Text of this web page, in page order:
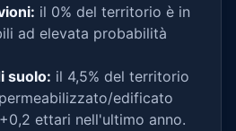
il 0% del territorio è in
ad elevata probabilità
suolo: il 4,5% del territorio
edificato
ettari nell'ultimo anno.